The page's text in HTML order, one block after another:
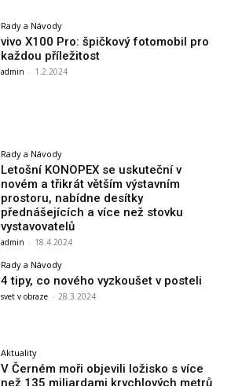
Rady a Návody
vivo X100 Pro: špičkový fotomobil pro
každou příležitost
admin - 1.2.2024
Rady a Návody
Letošní KONOPEX se uskuteční v
novém a třikrát větším výstavním
prostoru, nabídne desítky
přednášejících a více než stovku
vystavovatelů
admin - 18.4.2024
Rady a Návody
4 tipy, co nového vyzkoušet v posteli
svet v obraze - 28.3.2024
Aktuality
V Černém moři objevili ložisko s více
než 135 miliardami krychlových metrů